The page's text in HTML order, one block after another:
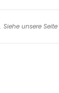
unsere Seite